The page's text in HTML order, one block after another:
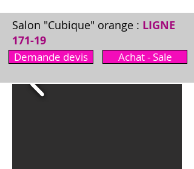
Salon "Cubique" orange : LIGNE
171-19
Demande devis Achat - Sale